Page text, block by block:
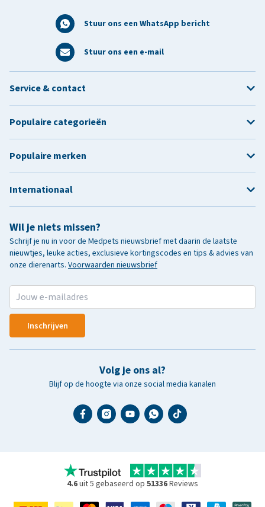
Stuur ons een WhatsApp bericht
Stuur ons een e-mail
Wil je niets missen?
Schrijf je nu in voor de Medpets nieuwsbrief met daarin de laatste
nieuwtjes, leuke acties, exclusieve kortingscodes en tips & advies van
onze dierenarts. Voorwaarden nieuwsbrief
Inschrijven
Volg je ons al?
Blijf op de hoogte via onze social media kanalen
Service & contact
Populaire categorieën
Populaire merken
Internationaal
4.6uit 5 gebaseerd op 51336Reviews